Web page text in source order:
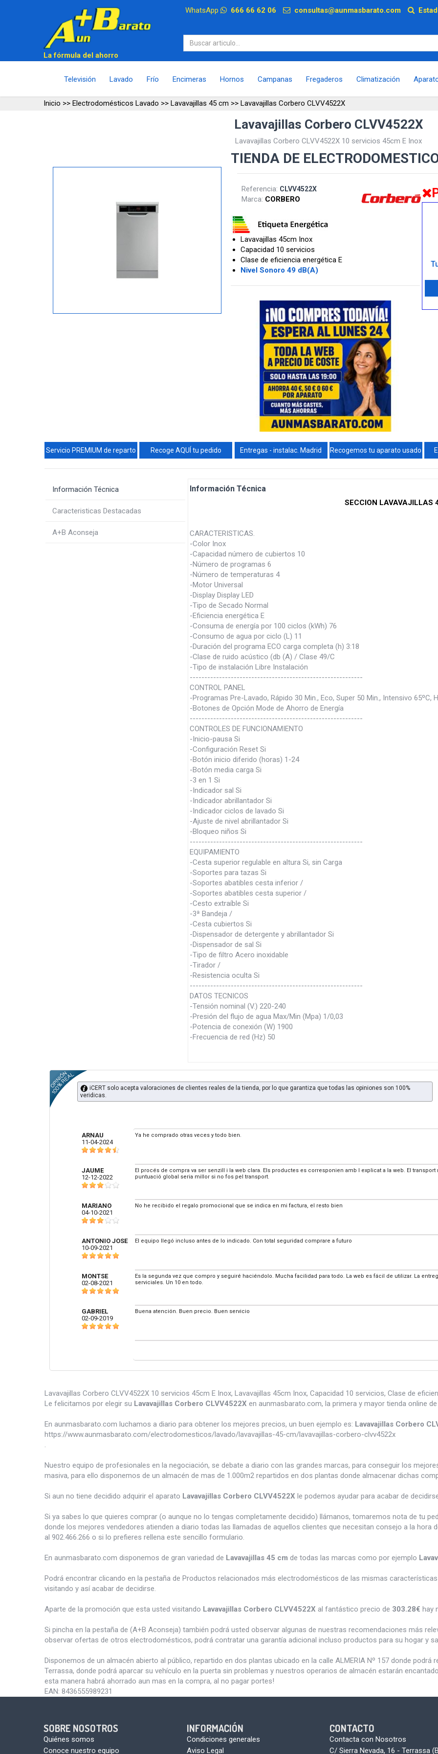
WhatsApp 666 66 62 06 consultas@aunmasbarato.com
La fórmula del ahorro
Televisión Lavado Frío Encimeras Hornos Campanas Fregaderos Climatización
Inicio >> Electrodomésticos Lavado >> Lavavajillas 45 cm >> Lavavajillas Corbero CLVV4522X
Lavavajillas Corbero CLVV4522X
Lavavajillas Corbero CLVV4522X 10 servicios 45cm E Inox
TIENDA DE
Referencia: CLVV4522X
Marca: CORBERO
Lavavajillas 45cm Inox
Capacidad 10 servicios
Clase de eficiencia energética E
Nivel Sonoro 49 dB(A)
Servicio PREMIUM de reparto Recoge AQUÍ tu pedido Entregas - instalac. Madrid Recogemos tu aparato usado
Información Técnica
Caracteristicas Destacadas
A+B Aconseja
Información Técnica
SECCION LAVAVAJILLAS
CARACTERISTICAS.
-Color Inox
-Capacidad número de cubiertos 10
-Número de programas 6
-Número de temperaturas 4
-Motor Universal
-Display Display LED
-Tipo de Secado Normal
-Eficiencia energética E
-Consuma de energía por 100 ciclos (kWh) 76
-Consumo de agua por ciclo (L) 11
-Duración del programa ECO carga completa (h) 3:18
-Clase de ruido acústico (db (A) / Clase 49/C
-Tipo de instalación Libre Instalación
-----------------------------------------------------------
CONTROL PANEL
-Programas Pre-Lavado, Rápido 30 Min., Eco, Super 50 Min., Intensivo 65ºC,
-Botones de Opción Mode de Ahorro de Energía
-----------------------------------------------------------
CONTROLES DE FUNCIONAMIENTO
-Inicio-pausa Si
-Configuración Reset Si
-Botón inicio diferido (horas) 1-24
-Botón media carga Si
-3 en 1 Si
-Indicador sal Si
-Indicador abrillantador Si
-Indicador ciclos de lavado Si
-Ajuste de nivel abrillantador Si
-Bloqueo niños Si
-----------------------------------------------------------
EQUIPAMIENTO
-Cesta superior regulable en altura Si, sin Carga
-Soportes para tazas Si
-Soportes abatibles cesta inferior /
-Soportes abatibles cesta superior /
-Cesto extraíble Si
-3ª Bandeja /
-Cesta cubiertos Si
-Dispensador de detergente y abrillantador Si
-Dispensador de sal Si
-Tipo de filtro Acero inoxidable
-Tirador /
-Resistencia oculta Si
-----------------------------------------------------------
DATOS TECNICOS
-Tensión nominal (V.) 220-240
-Presión del flujo de agua Max/Min (Mpa) 1/0,03
-Potencia de conexión (W) 1900
-Frecuencia de red (Hz) 50
iCERT solo acepta valoraciones de clientes reales de la tienda, por lo que garantiza que todas las opiniones son 100%
veridicas.
ARNAU
11-04-2024
Ya he comprado otras veces y todo bien.
JAUME
12-12-2022
El procés de compra va ser senzill i la web clara. Els productes es corresponien amb l explicat a la web. El
puntuació global seria millor si no fos pel transport.
MARIANO
04-10-2021
No he recibido el regalo promocional que se indica en mi factura, el resto bien
ANTONIO JOSE
10-09-2021
El equipo llegó incluso antes de lo indicado. Con total seguridad comprare a futuro
MONTSE
02-08-2021
Es la segunda vez que compro y seguiré haciéndolo. Mucha facilidad para todo. La web es fácil de utilizar. La
serviciales. Un 10 en todo.
GABRIEL
02-09-2019
Buena atención. Buen precio. Buen servicio
Lavavajillas Corbero CLVV4522X 10 servicios 45cm E Inox, Lavavajillas 45cm Inox, Capacidad 10 servicios, Clase de
Le felicitamos por elegir su Lavavajillas Corbero CLVV4522X en aunmasbarato.com, la primera y mayor tienda online
En aunmasbarato.com luchamos a diario para obtener los mejores precios, un buen ejemplo es: Lavavajillas Corbero
https://www.aunmasbarato.com/electrodomesticos/lavado/lavavajillas-45-cm/lavavajillas-corbero-clvv4522x
.
Nuestro equipo de profesionales en la negociación, se debate a diario con las grandes marcas, para conseguir los
masiva, para ello disponemos de un almacén de mas de 1.000m2 repartidos en dos plantas donde almacenar dichas
Si aun no tiene decidido adquirir el aparato Lavavajillas Corbero CLVV4522X le podemos ayudar para acabar de
Si ya sabes lo que quieres comprar (o aunque no lo tengas completamente decidido) llámanos, tomaremos nota de tu
donde los mejores vendedores atienden a diario todas las llamadas de aquellos clientes que necesitan consejo a la
al 902.466.266 o si lo prefieres rellena este sencillo formulario.
En aunmasbarato.com disponemos de gran variedad de Lavavajillas 45 cm de todas las marcas como por ejemplo
Podrá encontrar clicando en la pestaña de Productos relacionados más electrodomésticos de las mismas
visitando y así acabar de decidirse.
Aparte de la promoción que esta usted visitando Lavavajillas Corbero CLVV4522X al fantástico precio de 303.28€ hay
Si pincha en la pestaña de (A+B Aconseja) también podrá usted observar algunas de nuestras recomendaciones más
observar ofertas de otros electrodomésticos, podrá contratar una garantía adicional incluso productos para su hogar y
Disponemos de un almacén abierto al público, repartido en dos plantas ubicado en la calle ALMERIA Nº 157 donde podrá
Terrassa, donde podrá aparcar su vehículo en la puerta sin problemas y nuestros operarios de almacén estarán
esta manera habrá ahorrado aun mas en la compra, al no pagar portes!
EAN: 8436555989231
SOBRE NOSOTROS
Quiénes somos
Conoce nuestro equipo
INFORMACIÓN
Condiciones generales
Aviso Legal
CONTACTO
Contacta con Nosotros
C/ Sierra Nevada, 16 - Terrassa